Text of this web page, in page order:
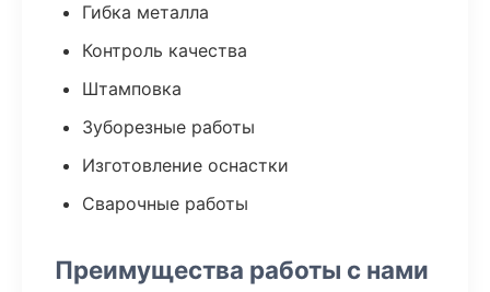
Гибка металла
Контроль качества
Штамповка
Зуборезные работы
Изготовление оснастки
Сварочные работы
Преимущества работы с нами